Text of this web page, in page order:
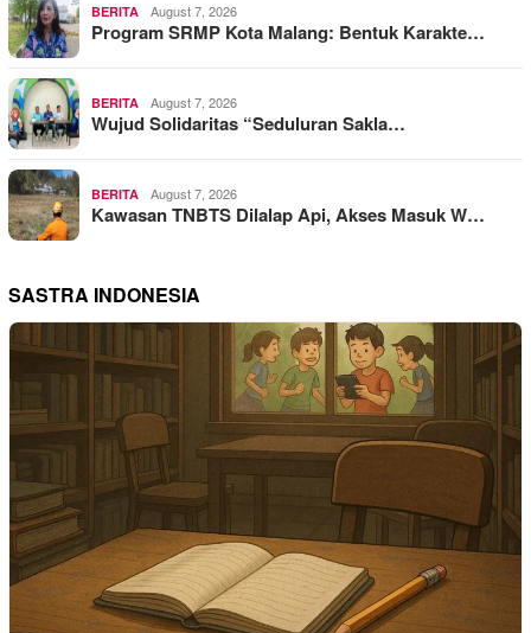
BERITA August 7, 2026
Program SRMP Kota Malang: Bentuk Karakte…
BERITA August 7, 2026
Wujud Solidaritas “Seduluran Sakla…
BERITA August 7, 2026
Kawasan TNBTS Dilalap Api, Akses Masuk W…
SASTRA INDONESIA